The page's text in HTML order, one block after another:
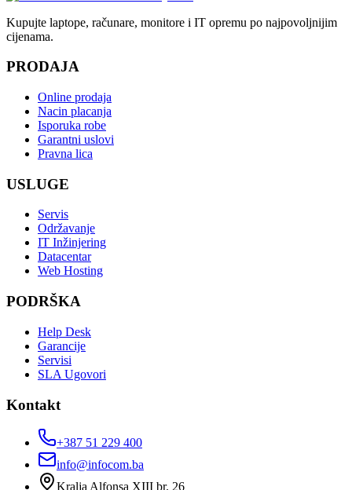
Kupujte laptope, računare, monitore i IT opremu po najpovoljnijim
cijenama.
PRODAJA
Online prodaja
Nacin placanja
Isporuka robe
Garantni uslovi
Pravna lica
USLUGE
Servis
Održavanje
IT Inžinjering
Datacentar
Web Hosting
PODRŠKA
Help Desk
Garancije
Servisi
SLA Ugovori
Kontakt
+387 51 229 400
info@infocom.ba
Kralja Alfonsa XIII br. 26